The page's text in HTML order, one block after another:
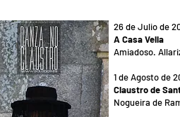
26 de Julio de
A Casa Vella
Amiadoso.
1 de Agosto de
Claustro de
Nogueira de